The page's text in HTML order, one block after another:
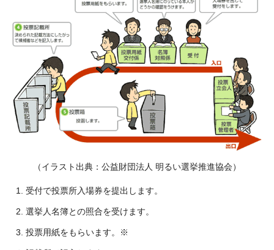
（イラスト出典：公益財団法人 明るい選挙推進協会）
受付で投票所入場券を提出します。
選挙人名簿との照合を受けます。
投票用紙をもらいます。※